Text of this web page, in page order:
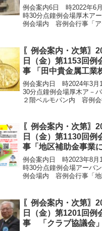
い」
例会案内6日 時2022年6
時30分点鐘例会場厚木ア
例会場内 容例会行事「ア
澤 修身 森 正章12：
鐘・「...
〖例会案内・次第〗
日（金）第1153回
事 「田中貴金属工業
作り上げた企業ブラ
例会案内日 時2024年3月
30分点鐘例会場厚木ア－
２階ベルモパン内 容例会
会例会行事SAA 松澤
勢 健...
〖例会案内・次第〗
日（金）第1130回
事「地区補助金事業
例会案内日 時2023年8月
時30分点鐘例会場アーバ
例会場内 容例会行事「地
勢 健一 12：30・開会・
会...
〖例会案内・次第〗
日（金）第1201回
事 「クラブ協議会」